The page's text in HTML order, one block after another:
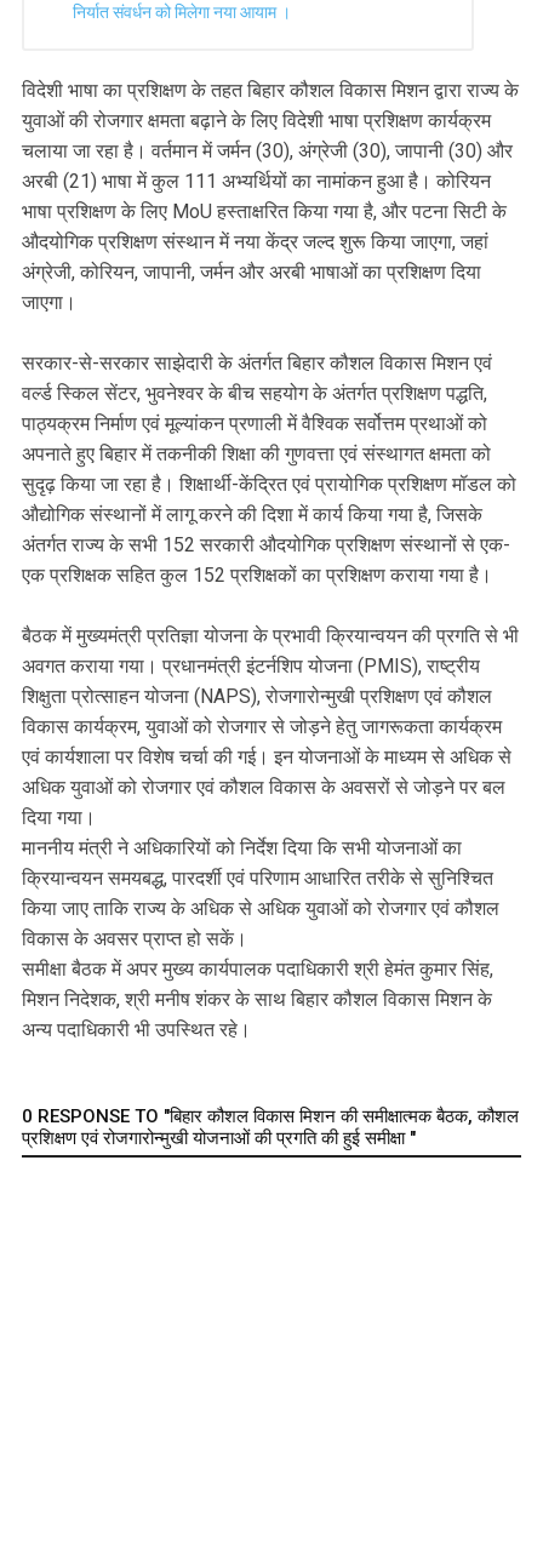
निर्यात संवर्धन को मिलेगा नया आयाम ।
विदेशी भाषा का प्रशिक्षण के तहत बिहार कौशल विकास मिशन द्वारा राज्य के
युवाओं की रोजगार क्षमता बढ़ाने के लिए विदेशी भाषा प्रशिक्षण कार्यक्रम
चलाया जा रहा है। वर्तमान में जर्मन (30), अंग्रेजी (30), जापानी (30) और
अरबी (21) भाषा में कुल 111 अभ्यर्थियों का नामांकन हुआ है। कोरियन
भाषा प्रशिक्षण के लिए MoU हस्ताक्षरित किया गया है, और पटना सिटी के
औदयोगिक प्रशिक्षण संस्थान में नया केंद्र जल्द शुरू किया जाएगा, जहां
अंग्रेजी, कोरियन, जापानी, जर्मन और अरबी भाषाओं का प्रशिक्षण दिया
जाएगा।
सरकार-से-सरकार साझेदारी के अंतर्गत बिहार कौशल विकास मिशन एवं
वर्ल्ड स्किल सेंटर, भुवनेश्वर के बीच सहयोग के अंतर्गत प्रशिक्षण पद्धति,
पाठ्यक्रम निर्माण एवं मूल्यांकन प्रणाली में वैश्विक सर्वोत्तम प्रथाओं को
अपनाते हुए बिहार में तकनीकी शिक्षा की गुणवत्ता एवं संस्थागत क्षमता को
सुदृढ़ किया जा रहा है। शिक्षार्थी-केंद्रित एवं प्रायोगिक प्रशिक्षण मॉडल को
औद्योगिक संस्थानों में लागू करने की दिशा में कार्य किया गया है, जिसके
अंतर्गत राज्य के सभी 152 सरकारी औदयोगिक प्रशिक्षण संस्थानों से एक-
एक प्रशिक्षक सहित कुल 152 प्रशिक्षकों का प्रशिक्षण कराया गया है।
बैठक में मुख्यमंत्री प्रतिज्ञा योजना के प्रभावी क्रियान्वयन की प्रगति से भी
अवगत कराया गया। प्रधानमंत्री इंटर्नशिप योजना (PMIS), राष्ट्रीय
शिक्षुता प्रोत्साहन योजना (NAPS), रोजगारोन्मुखी प्रशिक्षण एवं कौशल
विकास कार्यक्रम, युवाओं को रोजगार से जोड़ने हेतु जागरूकता कार्यक्रम
एवं कार्यशाला पर विशेष चर्चा की गई। इन योजनाओं के माध्यम से अधिक से
अधिक युवाओं को रोजगार एवं कौशल विकास के अवसरों से जोड़ने पर बल
दिया गया।
माननीय मंत्री ने अधिकारियों को निर्देश दिया कि सभी योजनाओं का
क्रियान्वयन समयबद्ध, पारदर्शी एवं परिणाम आधारित तरीके से सुनिश्चित
किया जाए ताकि राज्य के अधिक से अधिक युवाओं को रोजगार एवं कौशल
विकास के अवसर प्राप्त हो सकें।
समीक्षा बैठक में अपर मुख्य कार्यपालक पदाधिकारी श्री हेमंत कुमार सिंह,
मिशन निदेशक, श्री मनीष शंकर के साथ बिहार कौशल विकास मिशन के
अन्य पदाधिकारी भी उपस्थित रहे।
0 RESPONSE TO "बिहार कौशल विकास मिशन की समीक्षात्मक बैठक, कौशल
प्रशिक्षण एवं रोजगारोन्मुखी योजनाओं की प्रगति की हुई समीक्षा "